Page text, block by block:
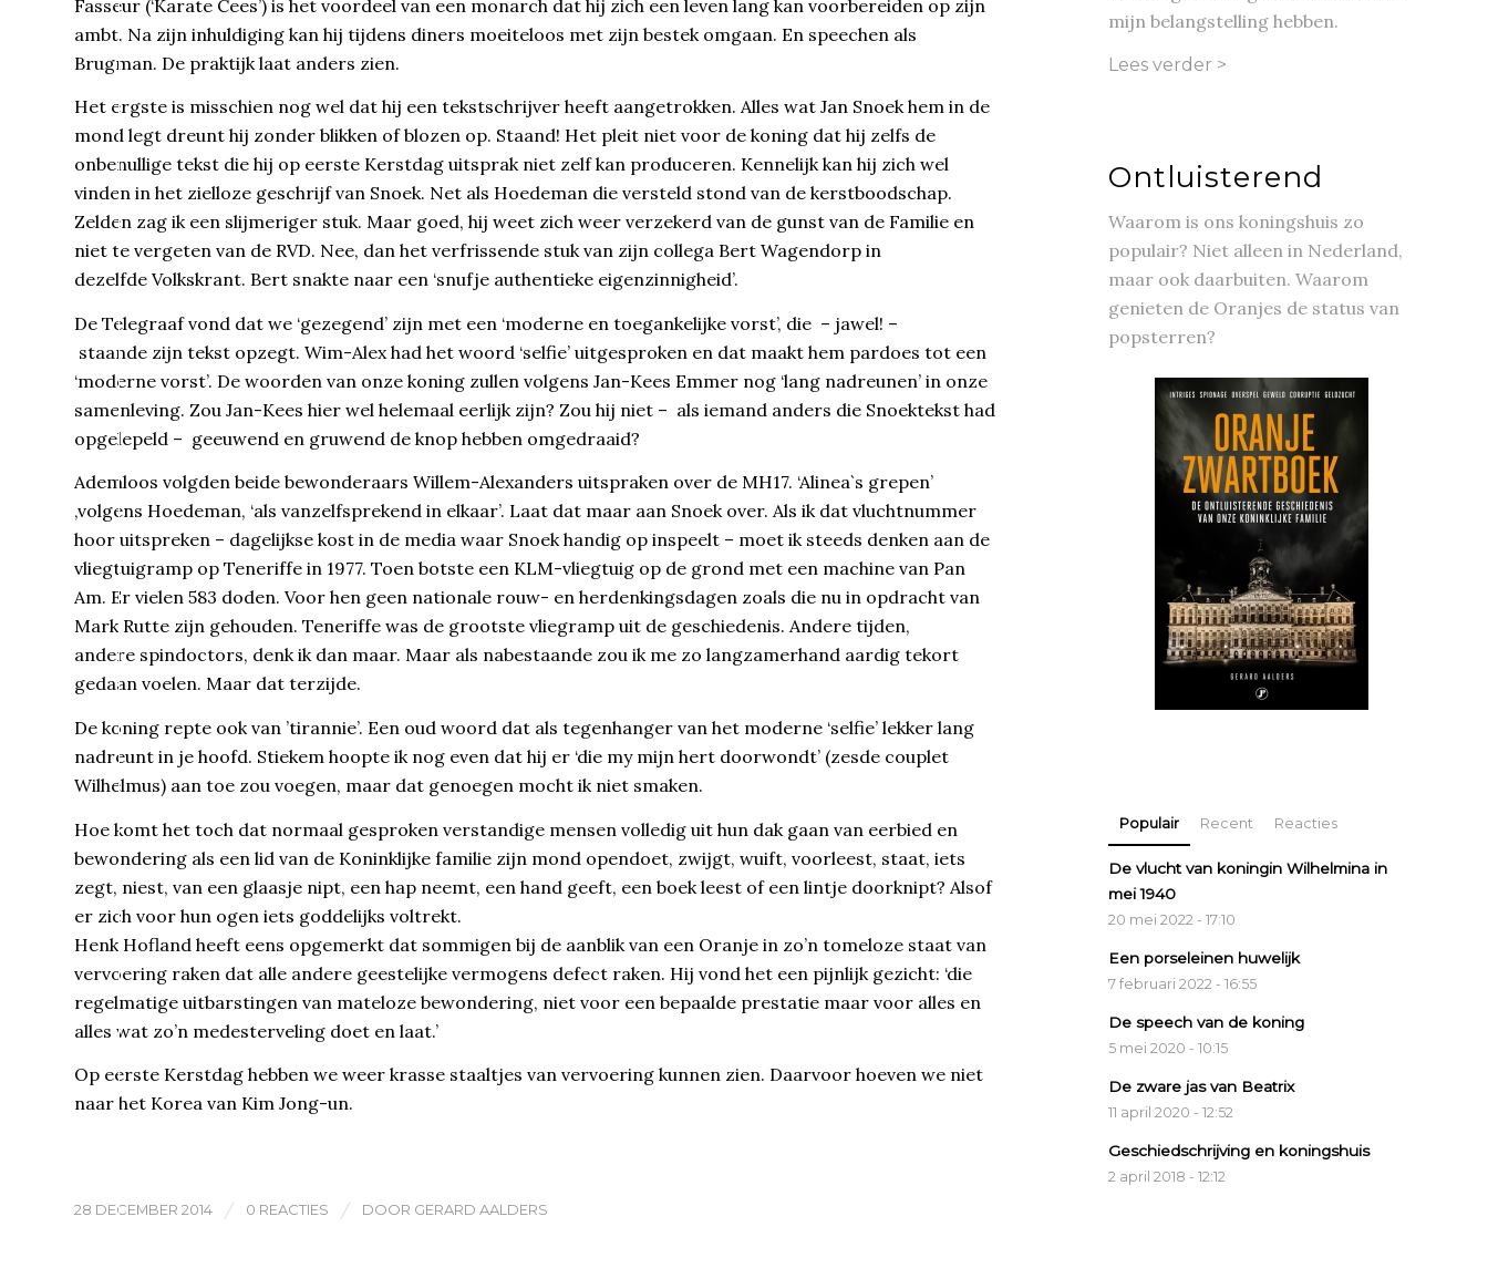
Fasseur (‘Karate Cees’) is het voordeel van een monarch dat hij zich een leven lang kan voorbereiden op zijn
ambt. Na zijn inhuldiging kan hij tijdens diners moeiteloos met zijn bestek omgaan. En speechen als
Brugman. De praktijk laat anders zien.
Het ergste is misschien nog wel dat hij een tekstschrijver heeft aangetrokken. Alles wat Jan Snoek hem in de
mond legt dreunt hij zonder blikken of blozen op. Staand! Het pleit niet voor de koning dat hij zelfs de
onbenullige tekst die hij op eerste Kerstdag uitsprak niet zelf kan produceren. Kennelijk kan hij zich wel
vinden in het zielloze geschrijf van Snoek. Net als Hoedeman die versteld stond van de kerstboodschap.
Zelden zag ik een slijmeriger stuk. Maar goed, hij weet zich weer verzekerd van de gunst van de Familie en
niet te vergeten van de RVD. Nee, dan het verfrissende stuk van zijn collega Bert Wagendorp in
dezelfde Volkskrant. Bert snakte naar een ‘snufje authentieke eigenzinnigheid’.
De Telegraaf vond dat we ‘gezegend’ zijn met een ‘moderne en toegankelijke vorst’, die – jawel! –
staande zijn tekst opzegt. Wim-Alex had het woord ‘selfie’ uitgesproken en dat maakt hem pardoes tot een
‘moderne vorst’. De woorden van onze koning zullen volgens Jan-Kees Emmer nog ‘lang nadreunen’ in onze
samenleving. Zou Jan-Kees hier wel helemaal eerlijk zijn? Zou hij niet – als iemand anders die Snoektekst had
opgelepeld – geeuwend en gruwend de knop hebben omgedraaid?
Ademloos volgden beide bewonderaars Willem-Alexanders uitspraken over de MH17. ‘Alinea`s grepen’
,volgens Hoedeman, ‘als vanzelfsprekend in elkaar’. Laat dat maar aan Snoek over. Als ik dat vluchtnummer
hoor uitspreken – dagelijkse kost in de media waar Snoek handig op inspeelt – moet ik steeds denken aan de
vliegtuigramp op Teneriffe in 1977. Toen botste een KLM-vliegtuig op de grond met een machine van Pan
Am. Er vielen 583 doden. Voor hen geen nationale rouw- en herdenkingsdagen zoals die nu in opdracht van
Mark Rutte zijn gehouden. Teneriffe was de grootste vliegramp uit de geschiedenis. Andere tijden,
andere spindoctors, denk ik dan maar. Maar als nabestaande zou ik me zo langzamerhand aardig tekort
gedaan voelen. Maar dat terzijde.
De koning repte ook van ’tirannie’. Een oud woord dat als tegenhanger van het moderne ‘selfie’ lekker lang
nadreunt in je hoofd. Stiekem hoopte ik nog even dat hij er ‘die my mijn hert doorwondt’ (zesde couplet
Wilhelmus) aan toe zou voegen, maar dat genoegen mocht ik niet smaken.
Hoe komt het toch dat normaal gesproken verstandige mensen volledig uit hun dak gaan van eerbied en
bewondering als een lid van de Koninklijke familie zijn mond opendoet, zwijgt, wuift, voorleest, staat, iets
zegt, niest, van een glaasje nipt, een hap neemt, een hand geeft, een boek leest of een lintje doorknipt? Alsof
er zich voor hun ogen iets goddelijks voltrekt.
Henk Hofland heeft eens opgemerkt dat sommigen bij de aanblik van een Oranje in zo’n tomeloze staat van
vervoering raken dat alle andere geestelijke vermogens defect raken. Hij vond het een pijnlijk gezicht: ‘die
regelmatige uitbarstingen van mateloze bewondering, niet voor een bepaalde prestatie maar voor alles en
alles wat zo’n medesterveling doet en laat.’
Op eerste Kerstdag hebben we weer krasse staaltjes van vervoering kunnen zien. Daarvoor hoeven we niet
naar het Korea van Kim Jong-un.
28 DECEMBER 2014 / 0 REACTIES / DOOR GERARD AALDERS
mijn belangstelling hebben.
Lees verder >
Ontluisterend
Waarom is ons koningshuis zo
populair? Niet alleen in Nederland,
maar ook daarbuiten. Waarom
genieten de Oranjes de status van
popsterren?
Populair Recent Reacties
De vlucht van koningin Wilhelmina in
mei 1940
20 mei 2022 - 17:10
Een porseleinen huwelijk
7 februari 2022 - 16:55
De speech van de koning
5 mei 2020 - 10:15
De zware jas van Beatrix
11 april 2020 - 12:52
Geschiedschrijving en koningshuis
2 april 2018 - 12:12